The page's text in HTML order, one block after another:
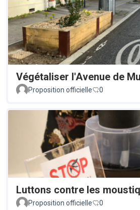
Végétaliser l'Avenue de
Proposition officielle
0
Luttons contre les
Proposition officielle
0